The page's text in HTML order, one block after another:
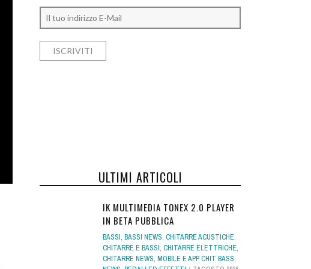
ULTIMI ARTICOLI
IK MULTIMEDIA TONEX 2.0 PLAYER
IN BETA PUBBLICA
BASSI, BASSI NEWS, CHITARRE ACUSTICHE,
CHITARRE E BASSI, CHITARRE ELETTRICHE,
CHITARRE NEWS, MOBILE E APP CHIT BASS,